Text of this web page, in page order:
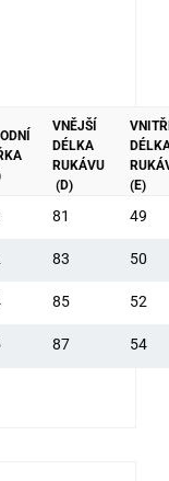
VNĚJŠÍ
DÉLKA
RUKÁVU
(D)
(E)
81 49
83 50
85 52
87 54